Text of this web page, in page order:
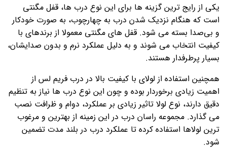
یکی از رایج ترین گزینه ها برای این نوع درب ها، قفل مگنتی
است که هنگام نزدیک شدن درب به چهارچوب، به صورت خودکار
و بی‌صدا بسته می شود. قفل های مگنتی معمولا از برندهای با
کیفیت انتخاب می شوند و به دلیل عملکرد نرم و بدون صدایشان،
بسیار پرطرفدار هستند.
همچنین استفاده از لولای با کیفیت بالا در درب فریم لس از
اهمیت زیادی برخوردار بوده و چون این نوع درب ها نیاز به تنظیم
دقیق دارند، نوع لولا تاثیر زیادی بر عملکرد، دوام و ظرافت نصب
می گذارد. مجموعه راسان درب در این زمینه از بهترین و مرغوب
ترین لولاها استفاده کرده تا عملکرد درب در بلند مدت تضمین
شود.